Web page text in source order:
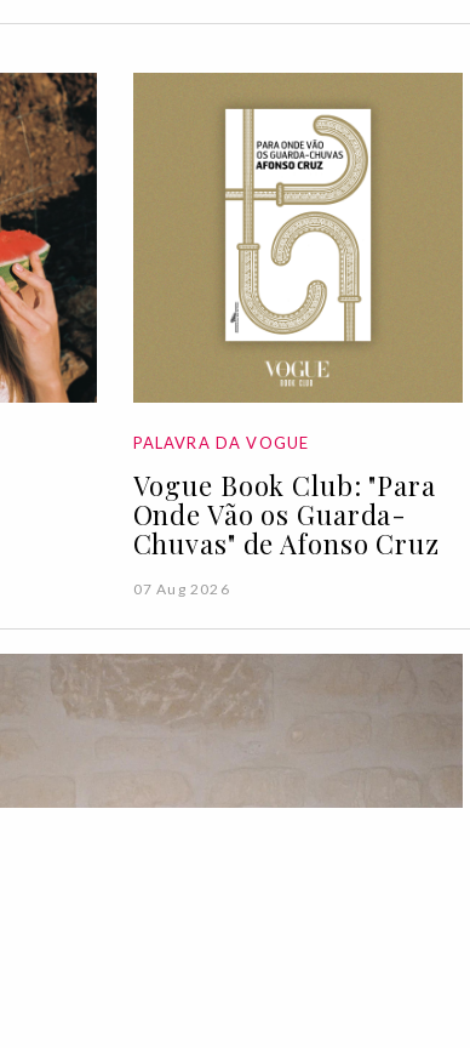
PALAVRA DA VOGUE
Vogue Book Club: "Para
Onde Vão os Guarda-
Chuvas" de Afonso Cruz
07 Aug 2026